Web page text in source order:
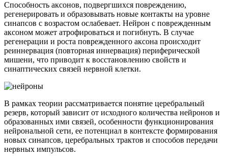
Способность аксонов, подвергшихся повреждению,
регенерировать и образовывать новые контакты на уровне
синапсов с возрастом ослабевает. Нейрон с поврежденным
аксоном может атрофироваться и погибнуть. В случае
регенерации и роста поврежденного аксона происходит
реиннервация (повторная иннервация) периферической
мишени, что приводит к восстановлению свойств и
синаптических связей нервной клетки.
В рамках теории рассматривается понятие церебральный
резерв, который зависит от исходного количества нейронов и
образованных ими связей, особенности функционирования
нейрональной сети, ее потенциал в контексте формирования
новых синапсов, церебральных трактов и способов передачи
нервных импульсов.